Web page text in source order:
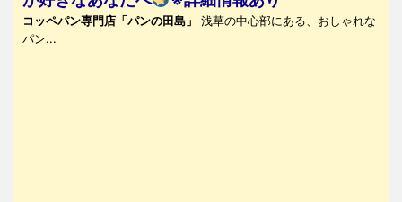
コッペパン専門店「パンの田島」
浅草の中心部にある、おしゃれな
パン...